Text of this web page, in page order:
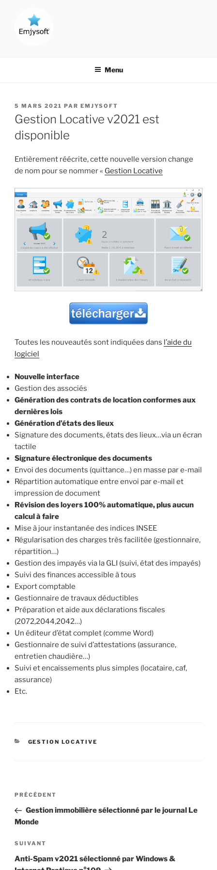
contenu
Menu
PUBLIÉ
LE
5 MARS 2021 PAR EMJYSOFT
Gestion Locative v2021 est
disponible
Entièrement réécrite, cette nouvelle version change
de nom pour se nommer « Gestion Locative
Toutes les nouveautés sont indiquées dans l’aide du
logiciel
Nouvelle interface
Gestion des associés
Génération des contrats de location conformes aux
dernières lois
Génération d’états des lieux
Signature des documents, états des lieux…via un écran
tactile
Signature électronique des documents
Envoi des documents (quittance…) en masse par e-mail
Répartition automatique entre envoi par e-mail et
impression de document
Révision des loyers 100% automatique, plus aucun
calcul à faire
Mise à jour instantanée des indices INSEE
Régularisation des charges très facilitée (gestionnaire,
répartition…)
Gestion des impayés via la GLI (suivi, état des impayés)
Suivi des finances accessible à tous
Export comptable
Gestionnaire de travaux déductibles
Préparation et aide aux déclarations fiscales
(2072,2044,2042…)
Un éditeur d’état complet (comme Word)
Gestionnaire de suivi d’attestations (assurance,
entretien chaudière…)
Suivi et encaissements plus simples (locataire, caf,
assurance)
Etc.
CATÉGORIES
GESTION LOCATIVE
Navigation
l’article
Article
précédent
PRÉCÉDENT
Gestion immobilière sélectionné par le journal Le
Monde
Article
suivant
SUIVANT
Anti-Spam v2021 sélectionné par Windows &